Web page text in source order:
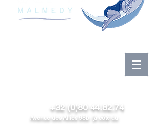
+32 (0)80 44.82.74
Avenue des Alliés 98b (à côté du